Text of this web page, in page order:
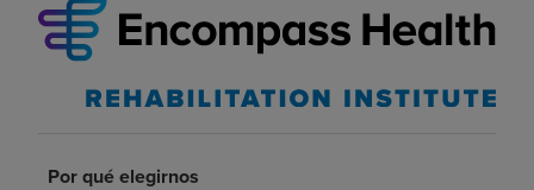
c
c
n
Servicios de rehabilitación
Pacientes y cuidadores
Recursos de salud
Por qué elegirnos